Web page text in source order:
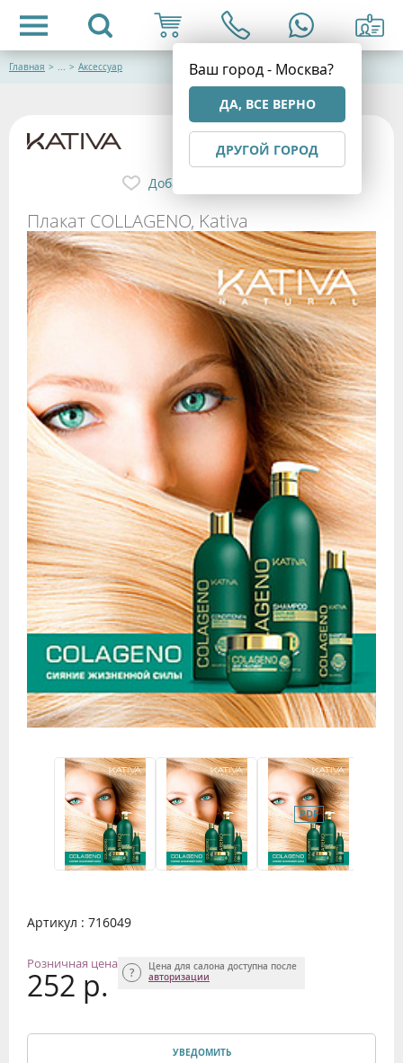
Ваш город - Москва?
ДА, ВСЕ ВЕРНО
ДРУГОЙ ГОРОД
Главная > ... > Аксессуар
Плакат COLLAGENO, Kativa
Добавить в избранное
Артикул : 716049
Розничная цена
252 р.
Цена для салона доступна после
авторизации
УВЕДОМИТЬ